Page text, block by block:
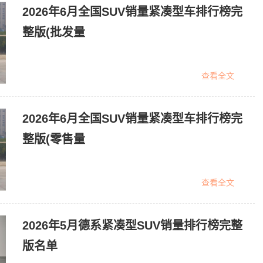
2026年6月全国SUV销量紧凑型车排行榜完
整版(批发量
查看全文
2026年6月全国SUV销量紧凑型车排行榜完
整版(零售量
查看全文
2026年5月德系紧凑型SUV销量排行榜完整
版名单